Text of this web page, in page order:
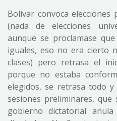
Bolívar convoca
(nada de elecciones
aunque se proclamase
iguales, eso no era cierto
clases) pero retrasa el
porque no estaba
elegidos, se retrasa todo
sesiones preliminares,
gobierno dictatorial